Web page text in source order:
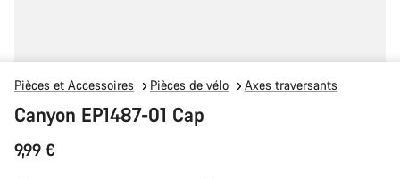
Pièces et Accessoires Pièces de vélo Axes traversants
Canyon EP1487-01 Cap
9,99 €